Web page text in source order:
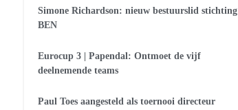
Simone Richardson: nieuw bestuurslid stichting
BEN
Eurocup 3 | Papendal: Ontmoet de vijf
deelnemende teams
Paul Toes aangesteld als toernooi directeur